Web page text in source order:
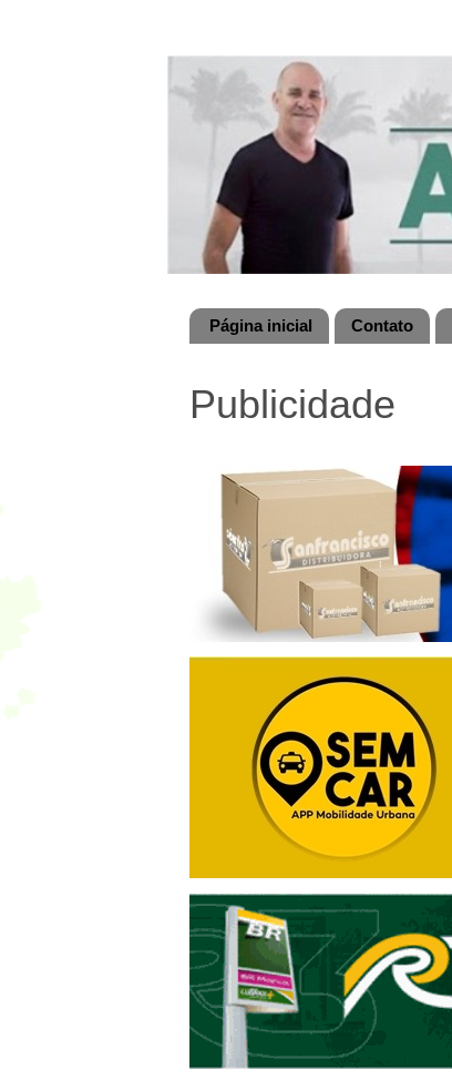
Página inicial Contato
Publicidade